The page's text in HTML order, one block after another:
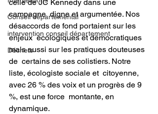
Conseil départemental
intervention conseil département
Déchets
celle de JC Kennedy dans une
campagne  digne et argumentée. Nos
désaccords de fond portaient sur les
enjeux  écologiques et démocratiques
mais aussi sur les pratiques douteuses
de  certains de ses colistiers. Notre
liste, écologiste sociale et  citoyenne,
avec 26 % des voix et un progrès de 9
%, est une force  montante, en
dynamique.